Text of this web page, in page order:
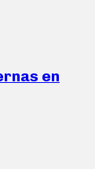
en